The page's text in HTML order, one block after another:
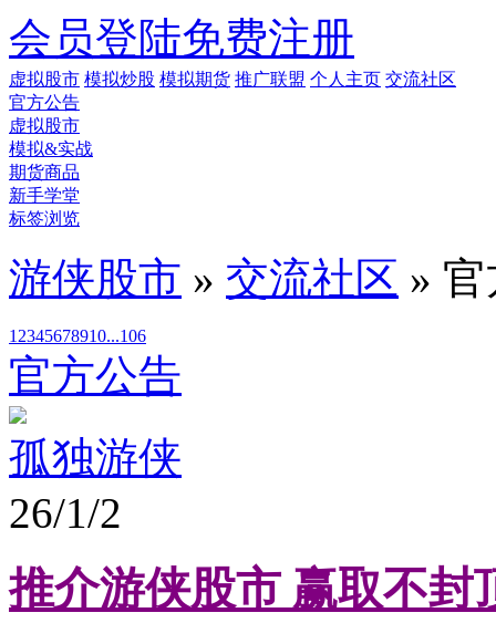
会员登陆免费注册
虚拟股市 模拟炒股 模拟期货 推广联盟 个人主页 交流社区
官方公告
虚拟股市
模拟&实战
期货商品
新手学堂
标签浏览
游侠股市 » 交流社区 »
1 2345678910...106
官方公告
孤独游侠
26/1/2
推介游侠股市 赢取不封